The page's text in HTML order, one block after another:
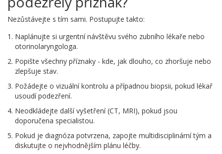
Nezůstávejte s tím sami. Postupujte takto:
Naplánujte si urgentní návštěvu svého zubního lékaře nebo
otorinolaryngologa.
Popište všechny příznaky - kde, jak dlouho, co zhoršuje nebo
zlepšuje stav.
Požádejte o vizuální kontrolu a případnou biopsii, pokud lékař
usoudí podezření.
Neodkládejte další vyšetření (CT, MRI), pokud jsou
doporučena specialistou.
Pokud je diagnóza potvrzena, zapojte multidisciplinární tým a
diskutujte o nejvhodnějším plánu léčby.